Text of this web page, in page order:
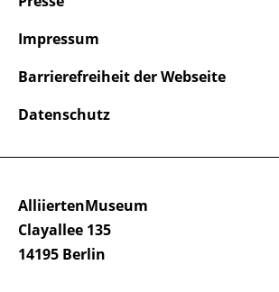
AlliiertenMuseum
Clayallee 135
14195 Berlin
Impressum
Barrierefreiheit der Webseite
Datenschutz